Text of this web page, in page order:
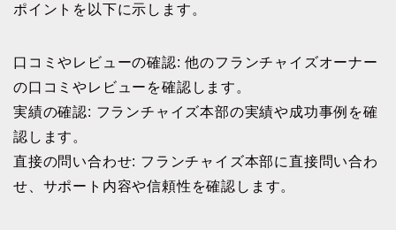
ポイントを以下に示します。
口コミやレビューの確認: 他のフランチャイズオーナー
の口コミやレビューを確認します。
実績の確認: フランチャイズ本部の実績や成功事例を確
認します。
直接の問い合わせ: フランチャイズ本部に直接問い合わ
せ、サポート内容や信頼性を確認します。